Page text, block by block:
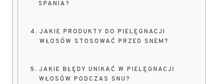
SPANIA?
JAKIE PRODUKTY DO PIELĘGNACJI
WŁOSÓW STOSOWAĆ PRZED SNEM?
JAKIE BŁĘDY UNIKAĆ W PIELĘGNACJI
WŁOSÓW PODCZAS SNU?